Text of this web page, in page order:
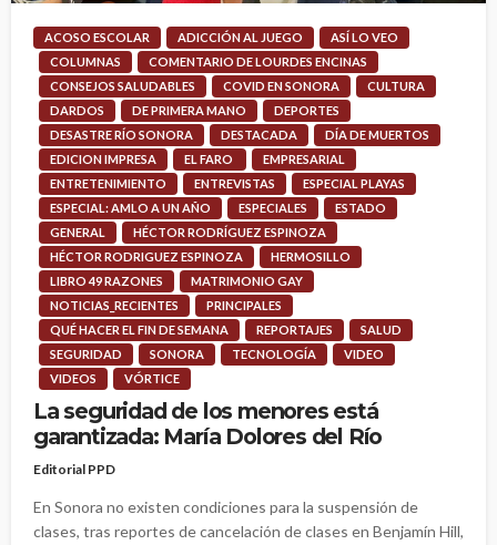
ACOSO ESCOLAR ADICCIÓN AL JUEGO
ASÍ LO VEO
COLUMNAS
COMENTARIO DE LOURDES ENCINAS
CONSEJOS SALUDABLES
COVID EN SONORA
CULTURA
DARDOS
DE PRIMERA MANO
DEPORTES
DESASTRE RÍO SONORA
DESTACADA
DÍA DE MUERTOS
EDICION IMPRESA
EL FARO
EMPRESARIAL
ENTRETENIMIENTO
ENTREVISTAS
ESPECIAL PLAYAS
ESPECIAL: AMLO A UN AÑO
ESPECIALES
ESTADO
GENERAL
HÉCTOR RODRÍGUEZ ESPINOZA
HÉCTOR RODRIGUEZ ESPINOZA
HERMOSILLO
LIBRO 49 RAZONES
MATRIMONIO GAY
NOTICIAS_RECIENTES
PRINCIPALES
QUÉ HACER EL FIN DE SEMANA
REPORTAJES
SALUD
SEGURIDAD
SONORA TECNOLOGÍA
VIDEO
VIDEOS
VÓRTICE
La seguridad de los menores está
garantizada: María Dolores del Río
Editorial PPD
En Sonora no existen condiciones para la suspensión de
clases, tras reportes de cancelación de clases en Benjamín Hill,